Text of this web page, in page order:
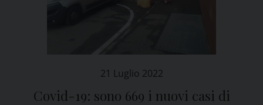
21 Luglio 2022
Covid-19: sono 669 i nuovi casi di